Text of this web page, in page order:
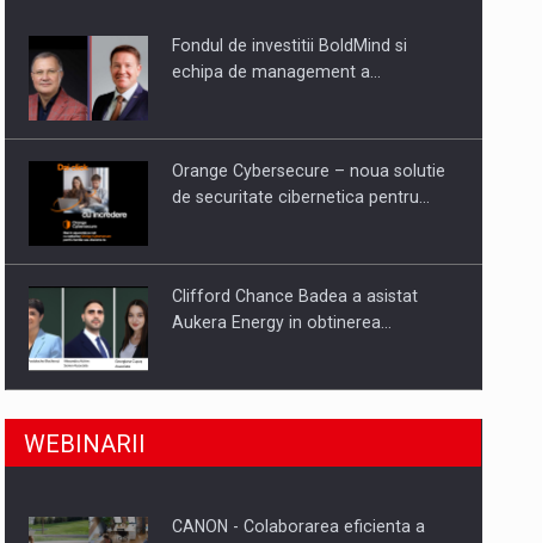
din piata
preiau compania intr-o tranzactie de peste 25…
Fondul de investitii BoldMind si
echipa de management a…
Orange Cybersecure – noua solutie
de securitate cibernetica pentru…
Clifford Chance Badea a asistat
Aukera Energy in obtinerea…
SAPTE PERSONALITATI DIN MEDIUL
WEBINARII
CANON - Colaborarea eficienta a